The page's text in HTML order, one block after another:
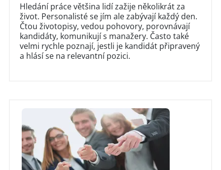
Hledání práce většina lidí zažije několikrát za
život. Personalisté se jím ale zabývají každý den.
Čtou životopisy, vedou pohovory, porovnávají
kandidáty, komunikují s manažery. Často také
velmi rychle poznají, jestli je kandidát připravený
a hlásí se na relevantní pozici.